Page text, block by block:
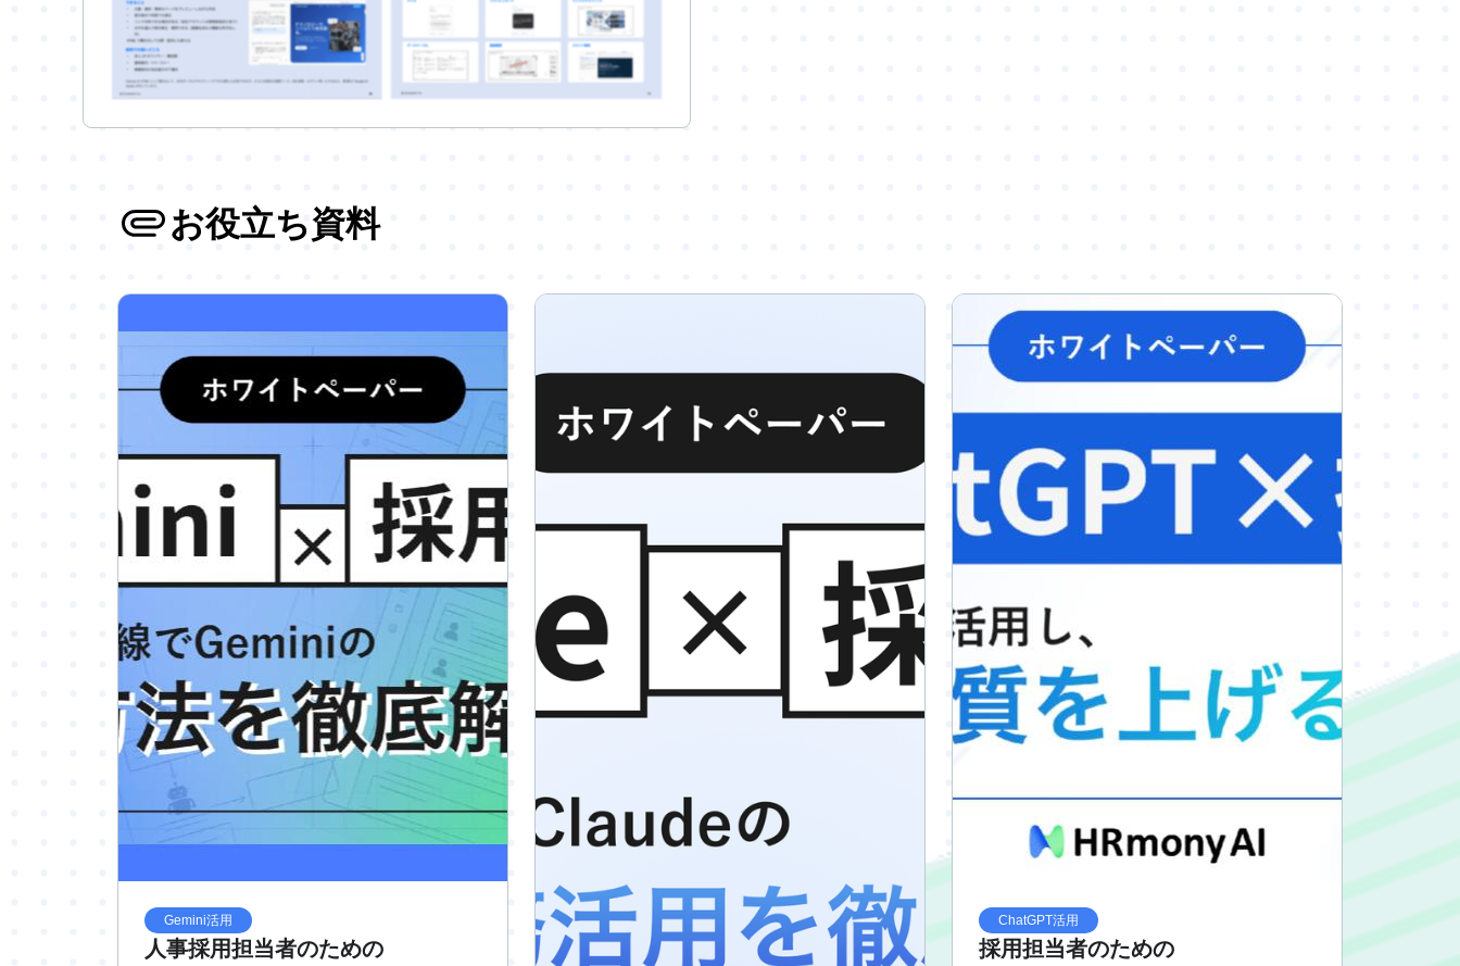
お役立ち資料
Gemini活用
人事採用担当者のための
ChatGPT活用
採用担当者のための